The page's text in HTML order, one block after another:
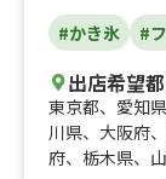
#かき氷 #
出店希望
東京都、 愛知県
川県、 大阪府、
府、 栃木県、